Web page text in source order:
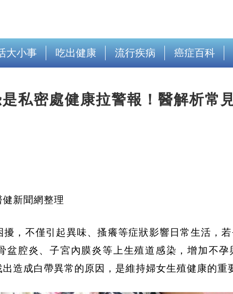
大小事 吃出健康 流行疾病 癌症百科
私密處健康拉警報！醫解析常
新聞網整理
，不僅引起異味、搔癢等症狀影響日常生活，
盆腔炎、子宮內膜炎等上生殖道感染，增加不孕
造成白帶異常的原因，是維持婦女生殖健康的重